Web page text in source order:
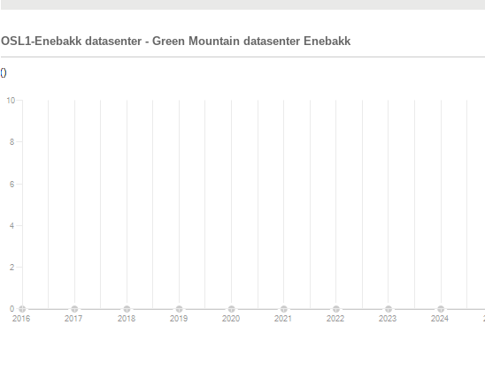
OSL1-Enebakk datasenter - Green Mountain datasenter Enebakk